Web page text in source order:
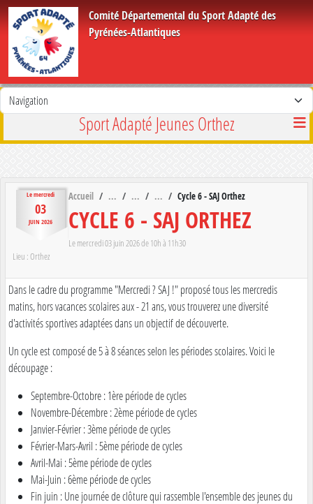
Comité Départemental du Sport Adapté des
Pyrénées-Atlantiques
Sport Adapté Jeunes Orthez
Lemercredi
03
JUIN 2026
Accueil Cycle 6 - SAJ Orthez
CYCLE 6 - SAJ ORTHEZ
Lemercredi03juin 2026de 10h à 11h30
Lieu :Orthez
Dans le cadre du programme "Mercredi ? SAJ !" proposé tous les mercredis
matins, hors vacances scolaires aux - 21 ans, vous trouverez une diversité
d'activités sportives adaptées dans un objectif de découverte.
Un cycle est composé de 5 à 8 séances selon les périodes scolaires. Voici le
découpage :
Septembre-Octobre : 1ère période de cycles
Novembre-Décembre : 2ème période de cycles
Janvier-Février : 3ème période de cycles
Février-Mars-Avril : 5ème période de cycles
Avril-Mai : 5ème période de cycles
Mai-Juin : 6ème période de cycles
Fin juin : Une journée de clôture qui rassemble l'ensemble des jeunes du
Panneau de gestion des cookies